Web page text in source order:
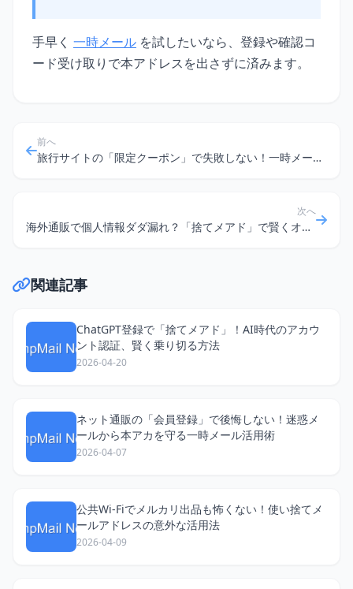
手早く 一時メール を試したいなら、登録や確認コ
ード受け取りで本アドレスを出さずに済みます。
前へ
旅行サイトの「限定クーポン」で失敗しない！一時メールアドレス活用術
次へ
海外通販で個人情報ダダ漏れ？「捨てメアド」で賢くオンラインプライバシーを守る方法
関連記事
ChatGPT登録で「捨てメアド」！AI時代のアカウ
ント認証、賢く乗り切る方法
2026-04-20
ネット通販の「会員登録」で後悔しない！迷惑メ
ールから本アカを守る一時メール活用術
2026-04-07
公共Wi-Fiでメルカリ出品も怖くない！使い捨てメ
ールアドレスの意外な活用法
2026-04-09